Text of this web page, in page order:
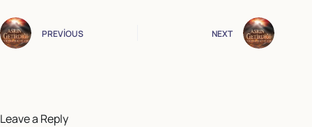
PREVIOUS NEXT
Leave a Reply